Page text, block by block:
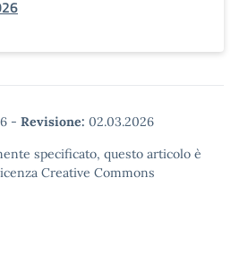
- Revisione: 02.03.2026
specificato, questo articolo è
Creative Commons